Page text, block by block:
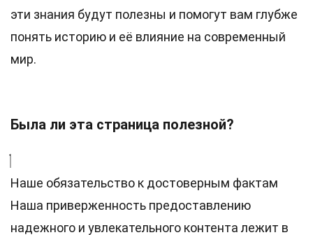
эти знания будут полезны и помогут вам глубже
понять историю и её влияние на современный
мир.
Была ли эта страница полезной?
Наше обязательство к достоверным фактам
Наша приверженность предоставлению
надежного и увлекательного контента лежит в